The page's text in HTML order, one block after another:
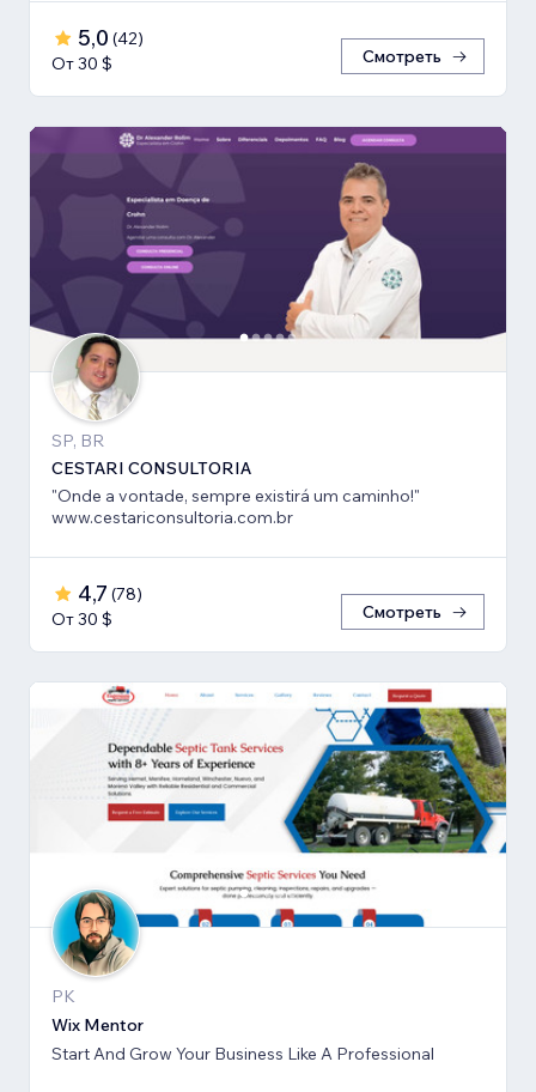
5,0 (42)
От 30 $
Смотреть
SP, BR
CESTARI CONSULTORIA
"Onde a vontade, sempre existirá um caminho!"
www.cestariconsultoria.com.br
4,7 (78)
От 30 $
Смотреть
PK
Wix Mentor
Start And Grow Your Business Like A Professional